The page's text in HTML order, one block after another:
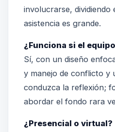
involucrarse, dividiendo
asistencia es grande.
¿Funciona si el
Sí, con un diseño
y manejo de conflicto y
conduzca la reflexión;
abordar el fondo rara
¿Presencial o virtual?